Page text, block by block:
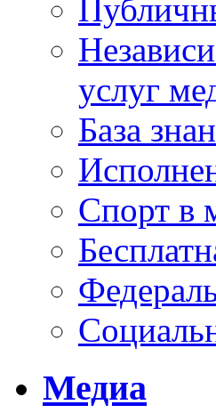
услуг
База
Спорт в
Медиа